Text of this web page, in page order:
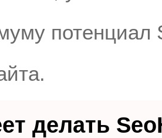
потенциал
делать